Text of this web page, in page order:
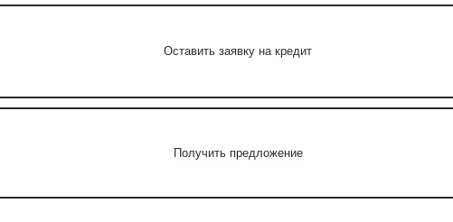
Оставить заявку на кредит
Получить предложение